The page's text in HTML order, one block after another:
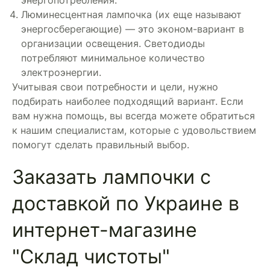
Люминесцентная лампочка (их еще называют
энергосберегающие) — это эконом-вариант в
организации освещения. Светодиоды
потребляют минимальное количество
электроэнергии.
Учитывая свои потребности и цели, нужно
подбирать наиболее подходящий вариант. Если
вам нужна помощь, вы всегда можете обратиться
к нашим специалистам, которые с удовольствием
помогут сделать правильный выбор.
Заказать лампочки с
доставкой по Украине в
интернет-магазине
"Склад чистоты"